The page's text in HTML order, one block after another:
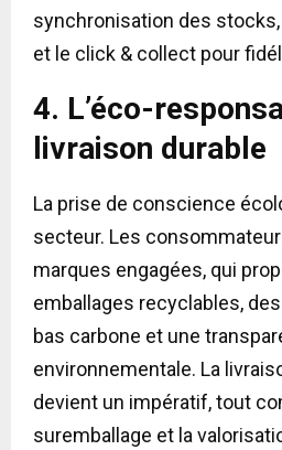
synchronisation des
et le click & collect pour
4. L’éco-
livraison durable
La prise de conscience
secteur. Les
marques engagées, qui
emballages recyclables,
bas carbone et une
environnementale. La
devient un impératif, tout
suremballage et la